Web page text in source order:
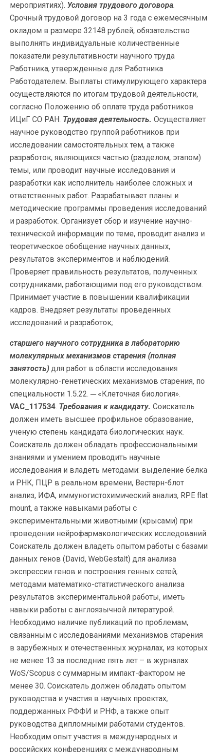
мероприятиях). Условия трудового договора.
Срочный трудовой договор на 3 года с ежемесячным
окладом в размере 32148 рублей, обязательство
выполнять индивидуальные количественные
показатели результативности научного труда
Работника, утвержденные для Работника
Работодателем. Выплаты стимулирующего характера
осуществляются по итогам трудовой деятельности,
согласно Положению об оплате труда работников
ИЦиГ СО РАН. Трудовая деятельность. Осуществляет
научное руководство группой работников при
исследовании самостоятельных тем, а также
разработок, являющихся частью (разделом, этапом)
темы, или проводит научные исследования и
разработки как исполнитель наиболее сложных и
ответственных работ. Разрабатывает планы и
методические программы проведения исследований
и разработок. Организует сбор и изучение научно-
технической информации по теме, проводит анализ и
теоретическое обобщение научных данных,
результатов экспериментов и наблюдений.
Проверяет правильность результатов, полученных
сотрудниками, работающими под его руководством.
Принимает участие в повышении квалификации
кадров. Внедряет результаты проведенных
исследований и разработок;
старшего научного сотрудника в лабораторию
молекулярных механизмов старения (полная
занятость) для работ в области исследования
молекулярно-генетических механизмов старения, по
специальности 1.5.22. ─ «Клеточная биология».
VAC_117534. Требования к кандидату. Соискатель
должен иметь высшее профильное образование,
ученую степень кандидата биологических наук.
Соискатель должен обладать профессиональными
знаниями и умением проводить научные
исследования и владеть методами: выделение белка
и РНК, ПЦР в реальном времени, Вестерн-блот
анализ, ИФА, иммуногистохимический анализ, RPE flat
mount, а также навыками работы с
экспериментальными животными (крысами) при
проведении нейрофармакологических исследований.
Соискатель должен владеть опытом работы с базами
данных генов (David, WebGestalt) для анализа
экспрессии генов и построения генных сетей,
методами математико-статистического анализа
результатов экспериментальной работы, иметь
навыки работы с англоязычной литературой.
Необходимо наличие публикаций по проблемам,
связанным с исследованиями механизмов старения
в зарубежных и отечественных журналах, из которых
не менее 13 за последние пять лет – в журналах
WoS/Scopus с суммарным импакт-фактором не
менее 30. Соискатель должен обладать опытом
руководства и участия в научных проектах,
поддержанных РФФИ и РНФ, а также опыт
руководства дипломными работами студентов.
Необходим опыт участия в международных и
российских конференциях с международным